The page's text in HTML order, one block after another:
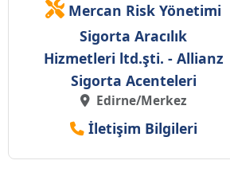
Mercan Risk Yönetimi
Sigorta Aracılık
Hizmetleri ltd.şti. - Allianz
Sigorta Acenteleri
Edirne/Merkez
İletişim Bilgileri